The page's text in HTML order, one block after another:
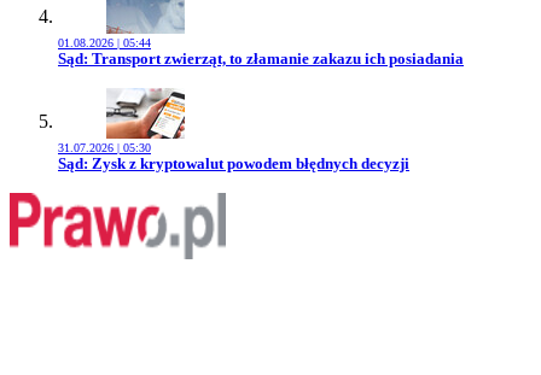
01.08.2026 | 05:44
Przejdź do artykułu:
Sąd: Transport zwierząt, to złamanie zakazu ich posiadania
31.07.2026 | 05:30
Przejdź do artykułu:
Sąd: Zysk z kryptowalut powodem błędnych decyzji